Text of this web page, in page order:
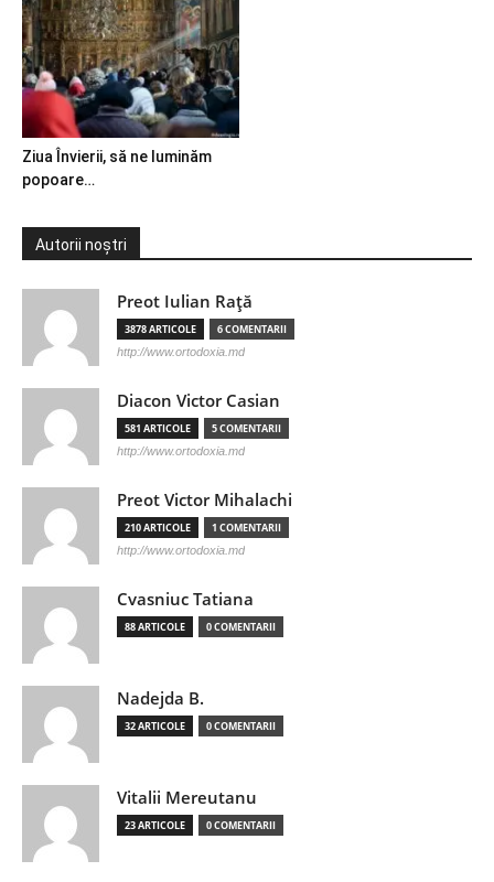
Ziua Învierii, să ne luminăm
popoare…
Autorii noștri
Preot Iulian Raţă
3878 ARTICOLE 6 COMENTARII
http://www.ortodoxia.md
Diacon Victor Casian
581 ARTICOLE 5 COMENTARII
http://www.ortodoxia.md
Preot Victor Mihalachi
210 ARTICOLE 1 COMENTARII
http://www.ortodoxia.md
Cvasniuc Tatiana
88 ARTICOLE 0 COMENTARII
Nadejda B.
32 ARTICOLE 0 COMENTARII
Vitalii Mereutanu
23 ARTICOLE 0 COMENTARII